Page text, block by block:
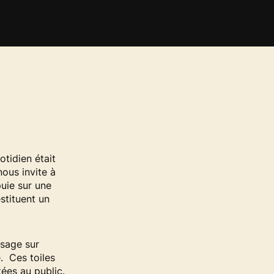
était
invite à
sur une
un
sur
Ces toiles
au public.